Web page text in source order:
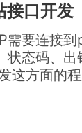
口开发
需要连接
状态码、
这方面的